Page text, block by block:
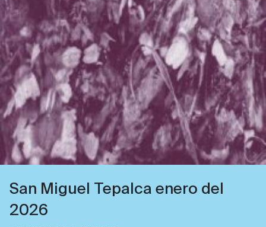
San Miguel Tepalca enero del
2026